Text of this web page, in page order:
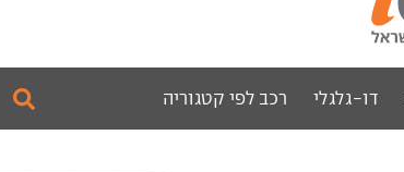
דו-גלגלי רכב לפי קטגוריה